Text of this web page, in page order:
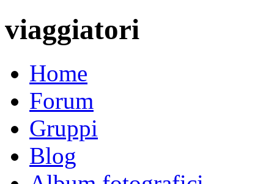
viaggiatori
Home
Forum
Gruppi
Blog